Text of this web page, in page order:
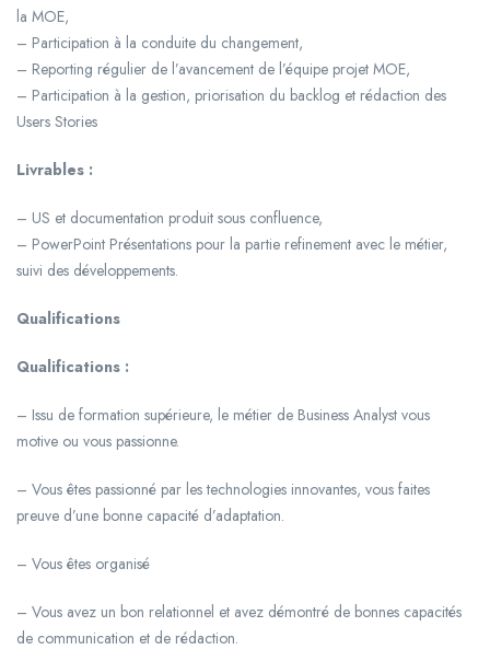
la MOE,
– Participation à la conduite du changement,
– Reporting régulier de l’avancement de l’équipe projet MOE,
– Participation à la gestion, priorisation du backlog et rédaction des
Users Stories
Livrables :
– US et documentation produit sous confluence,
– PowerPoint Présentations pour la partie refinement avec le métier,
suivi des développements.
Qualifications
Qualifications :
– Issu de formation supérieure, le métier de Business Analyst vous
motive ou vous passionne.
– Vous êtes passionné par les technologies innovantes, vous faites
preuve d’une bonne capacité d’adaptation.
– Vous êtes organisé
– Vous avez un bon relationnel et avez démontré de bonnes capacités
de communication et de rédaction.